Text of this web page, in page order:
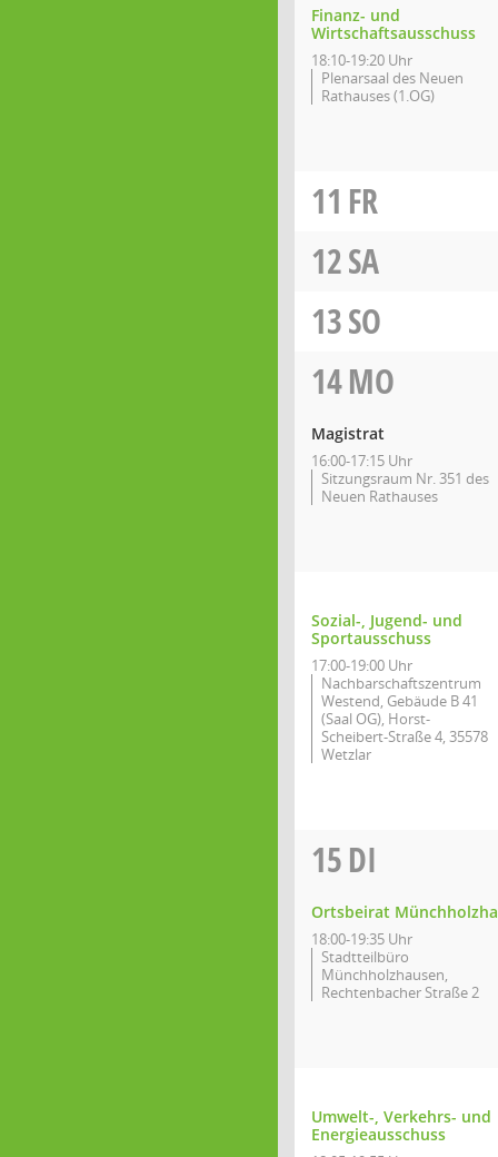
Finanz- und
Wirtschaftsausschuss
18:10-19:20 Uhr
Plenarsaal des Neuen
Rathauses (1.OG)
11 FR
12SA
13SO
14MO
Magistrat
16:00-17:15 Uhr
Sitzungsraum Nr. 351 des
Neuen Rathauses
Sozial-, Jugend- und
Sportausschuss
17:00-19:00 Uhr
Nachbarschaftszentrum
Westend, Gebäude B 41
(Saal OG), Horst-
Scheibert-Straße 4, 35578
Wetzlar
15DI
Ortsbeirat
18:00-19:35 Uhr
Stadtteilbüro
Münchholzhausen,
Rechtenbacher Straße 2
Umwelt-, Verkehrs- und
Energieausschuss